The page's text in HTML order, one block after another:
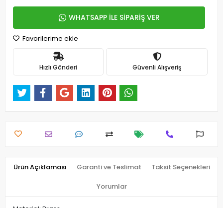
WHATSAPP İLE SİPARİŞ VER
Favorilerime ekle
Hızlı Gönderi Güvenli Alışveriş
Ürün Açıklaması Garanti ve Teslimat Taksit Seçenekleri
Yorumlar